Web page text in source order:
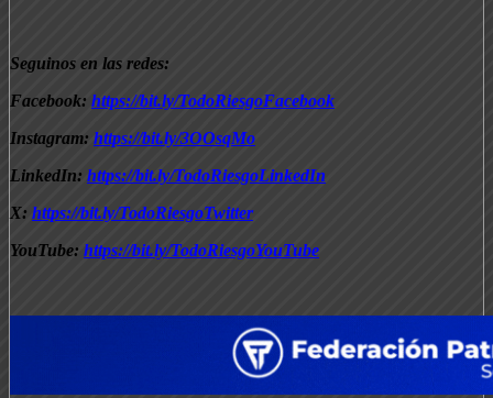
Seguinos en las redes:
Facebook: https://bit.ly/TodoRiesgoFacebook
Instagram: https://bit.ly/3OOsqMo
LinkedIn: https://bit.ly/TodoRiesgoLinkedIn
X: https://bit.ly/TodoRiesgoTwitter
YouTube: https://bit.ly/TodoRiesgoYouTube